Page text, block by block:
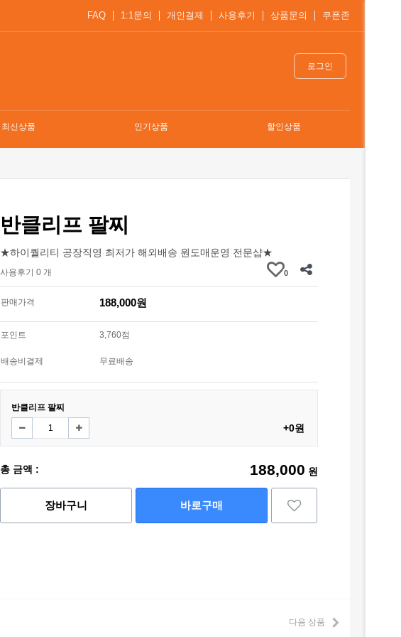
FAQ 1:1문의 개인결제 사용후기 상품문의 쿠폰존
로그인
최신상품 인기상품 할인상품
반클리프 팔찌
★하이퀄리티 공장직영 최저가 해외배송 원도매운영 전문샵★
사용후기 0 개 0
판매가격 188,000원
포인트 3,760점
배송비결제 무료배송
반클리프 팔찌
+0원
총 금액 : 188,000 원
장바구니 바로구매
다음 상품